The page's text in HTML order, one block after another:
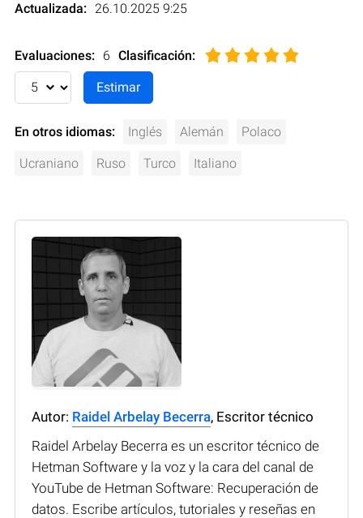
Actualizada: 26.10.2025 9:25
Evaluaciones: 6 Clasificación:
En otros idiomas: Inglés Alemán Polaco
Ucraniano Ruso Turco Italiano
Autor: Raidel Arbelay Becerra, Escritor técnico
Raidel Arbelay Becerra es un escritor técnico de
Hetman Software y la voz y la cara del canal de
YouTube de Hetman Software: Recuperación de
datos. Escribe artículos, tutoriales y reseñas en